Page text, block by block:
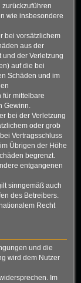
wie insbesondere
bei vorsätzlichem
aus der
der Verletzung
auf die bei
Schäden und im
für mittelbare
Gewinn.
bei der Verletzung
oder grob
Vertragsschluss
Übrigen der Höhe
begrenzt.
entgangenen
sinngemäß auch
des Betreibers.
Recht
und die
wird dem Nutzer
Im